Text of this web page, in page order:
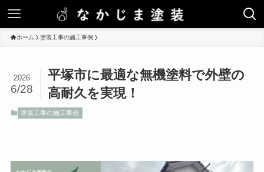
ホーム 塗装工事の施工事例
平塚市に最適な無機塗料で外壁の
高耐久を実現！
2026
6/28
塗装工事の施工事例